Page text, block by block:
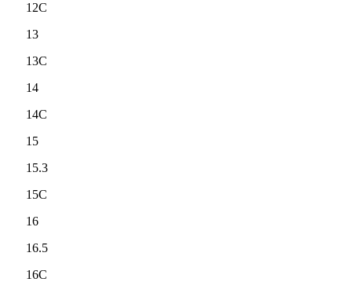
12C
13
13C
14
14C
15
15.3
15C
16
16.5
16C